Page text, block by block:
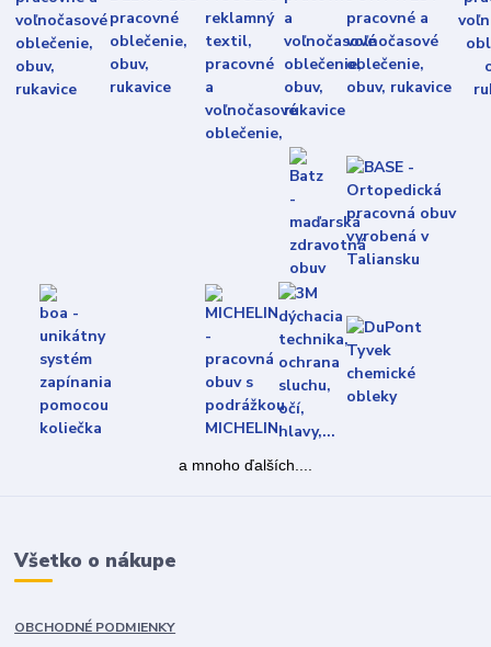
a mnoho ďalších....
Všetko o nákupe
OBCHODNÉ PODMIENKY